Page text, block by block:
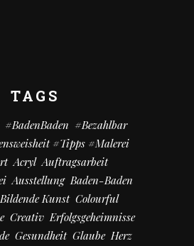
TAGS
#BadenBaden #bezahlbar
#Tipps #Malerei
Acryl Auftragsarbeit
Ausstellung Baden-Baden
Bildende Kunst Colourful
Creativ Erfolgsgeheimnisse
Gesundheit Glaube Herz